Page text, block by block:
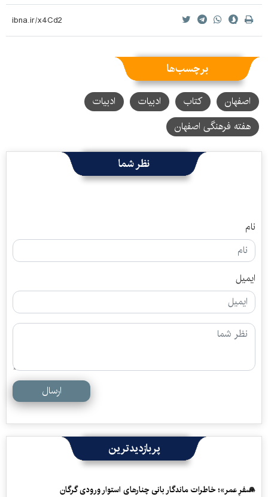
برچسب‌ها
اصفهان کتاب ادبیات
ادبیات‌
هفته فرهنگی اصفهان
نظر شما
نام
ایمیل
ارسال
پربازدیدترین
«سفرِ عمر»؛ خاطرات ماندگار بانی چنارهای استوار ورودی گرگان